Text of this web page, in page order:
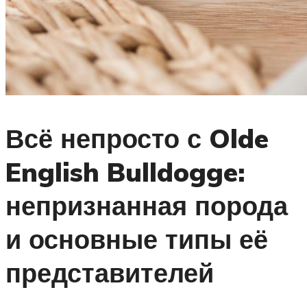
Всё непросто с Olde
English Bulldogge:
непризнанная порода
и основные типы её
представителей